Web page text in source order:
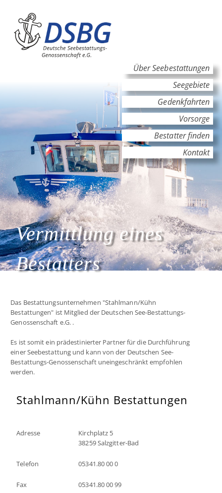
Hauptinhalt
Hauptnavigation
Über Seebestattungen
Seegebiete
Gedenkfahrten
Vorsorge
Bestatter finden
Kontakt
Vermittlung eines
Bestatters
Das Bestattungsunternehmen "Stahlmann/Kühn
Bestattungen" ist Mitglied der Deutschen See-Bestattungs-
Genossenschaft e.G. .
Es ist somit ein prädestinierter Partner für die Durchführung
einer Seebestattung und kann von der Deutschen See-
Bestattungs-Genossenschaft uneingeschränkt empfohlen
werden.
Stahlmann/Kühn Bestattungen
Adresse
Kirchplatz 5
38259 Salzgitter-Bad
Telefon 05341.80 00 0
Fax 05341.80 00 99